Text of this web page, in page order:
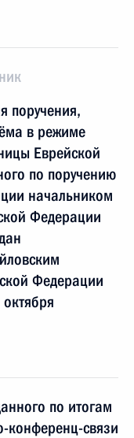
поручения,
в режиме
Еврейской
по поручению
начальником
Федерации
Федерации
по итогам
конференц-связи